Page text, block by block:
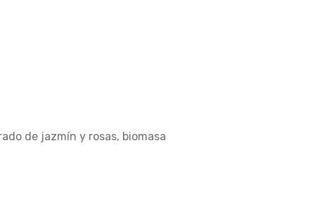
de jazmín y rosas, biomasa